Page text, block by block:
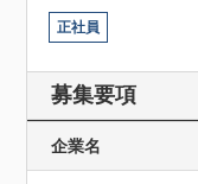
正社員
募集要項
企業名